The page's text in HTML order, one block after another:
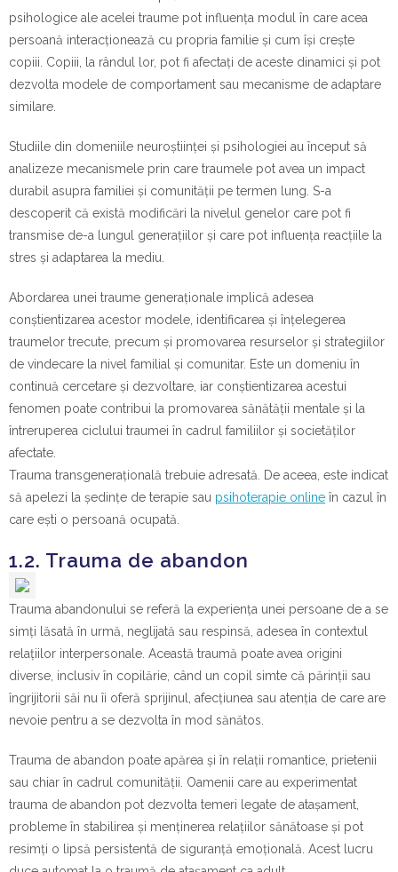
psihologice ale acelei traume pot influența modul în care acea
persoană interacționează cu propria familie și cum își crește
copiii. Copiii, la rândul lor, pot fi afectați de aceste dinamici și pot
dezvolta modele de comportament sau mecanisme de adaptare
similare.
Studiile din domeniile neuroștiinței și psihologiei au început să
analizeze mecanismele prin care traumele pot avea un impact
durabil asupra familiei și comunității pe termen lung. S-a
descoperit că există modificări la nivelul genelor care pot fi
transmise de-a lungul generațiilor și care pot influența reacțiile la
stres și adaptarea la mediu.
Abordarea unei traume generaționale implică adesea
conștientizarea acestor modele, identificarea și înțelegerea
traumelor trecute, precum și promovarea resurselor și strategiilor
de vindecare la nivel familial și comunitar. Este un domeniu în
continuă cercetare și dezvoltare, iar conștientizarea acestui
fenomen poate contribui la promovarea sănătății mentale și la
întreruperea ciclului traumei în cadrul familiilor și societăților
afectate.
Trauma transgenerațională trebuie adresată. De aceea, este indicat
să apelezi la ședințe de terapie sau psihoterapie online în cazul în
care ești o persoană ocupată.
1.2. Trauma de abandon
Trauma abandonului se referă la experiența unei persoane de a se
simți lăsată în urmă, neglijată sau respinsă, adesea în contextul
relațiilor interpersonale. Această traumă poate avea origini
diverse, inclusiv în copilărie, când un copil simte că părinții sau
îngrijitorii săi nu îi oferă sprijinul, afecțiunea sau atenția de care are
nevoie pentru a se dezvolta în mod sănătos.
Trauma de abandon poate apărea și în relații romantice, prietenii
sau chiar în cadrul comunității. Oamenii care au experimentat
trauma de abandon pot dezvolta temeri legate de atașament,
probleme în stabilirea și menținerea relațiilor sănătoase și pot
resimți o lipsă persistentă de siguranță emoțională. Acest lucru